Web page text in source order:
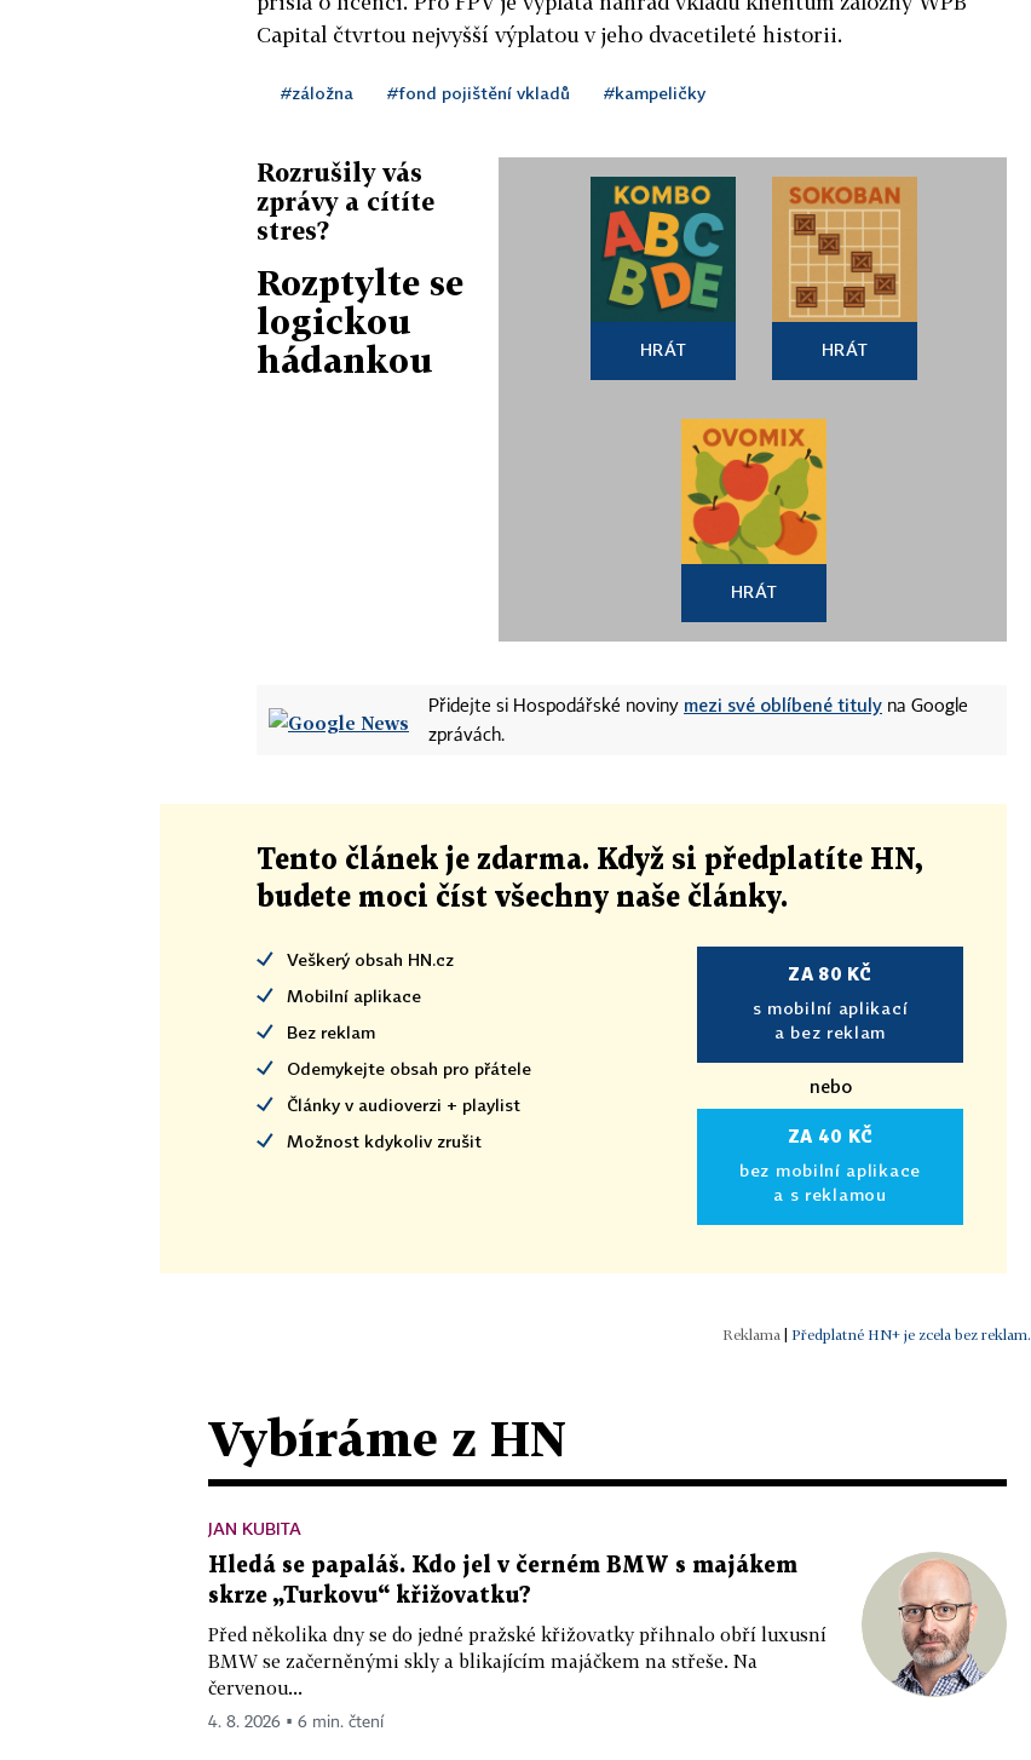
Capital čtvrtou nejvyšší výplatou v jeho dvacetileté historii.
#záložna #fond pojištění vkladů #kampeličky
Rozrušily vás
zprávy a cítíte
stres?
Rozptylte se
logickou
hádankou
HRÁT HRÁT
HRÁT
Přidejte si Hospodářské noviny mezi své oblíbené tituly na Google
zprávách.
Tento článek je zdarma. Když si předplatíte HN,
budete moci číst všechny naše články.
Veškerý obsah HN.cz
Mobilní aplikace
Bez reklam
Odemykejte obsah pro přátele
Články v audioverzi + playlist
Možnost kdykoliv zrušit
ZA 80 KČ
s mobilní aplikací
a bez reklam
nebo
ZA 40 KČ
bez mobilní aplikace
a s reklamou
| Předplatné HN+ je zcela bez reklam.
Vybíráme z HN
JAN KUBITA
Hledá se papaláš. Kdo jel v černém BMW s majákem
skrze „Turkovu“ křižovatku?
Před několika dny se do jedné pražské křižovatky přihnalo obří luxusní
BMW se začerněnými skly a blikajícím majáčkem na střeše. Na
červenou...
4. 8. 2026 ▪ 6 min. čtení